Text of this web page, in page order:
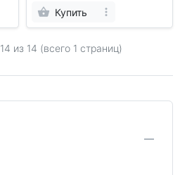
Купить
14 из 14 (всего 1 страниц)